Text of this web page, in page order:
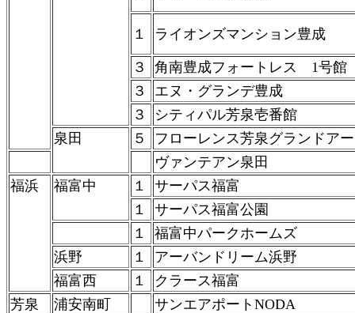
１ ライオンズマンション豊成
３
角南豊成フォートレス 1号館
３
エヌ・グランデ豊成
３
シティパル芳泉壱番館
泉田
５
フローレンス芳泉グランドア
ヴァンテアン泉田
福浜
福富中 １
サーパス福富
１
サーパス福富公園
１
福富中パークホームズ
浜野
１
アーバンドリーム浜野
福富西
１
クラース福富
芳泉
浦安南町
サンエアポートNODA